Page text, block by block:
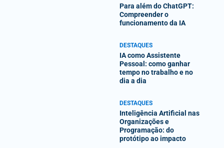
Para além do ChatGPT:
Compreender o
funcionamento da IA
DESTAQUES
IA como Assistente
Pessoal: como ganhar
tempo no trabalho e no
dia a dia
DESTAQUES
Inteligência Artificial nas
Organizações e
Programação: do
protótipo ao impacto